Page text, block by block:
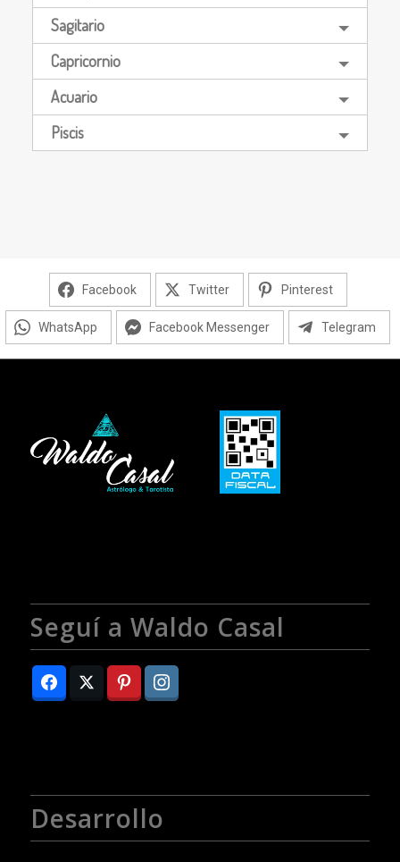
Sagitario
Capricornio
Acuario
Piscis
Facebook Twitter Pinterest
WhatsApp Facebook Messenger Telegram
Seguí a Waldo Casal
Desarrollo